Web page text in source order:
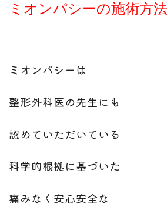
ミオンパシーの施術方
ミオンパシーは
整形外科医の先生にも
認めていただいている
科学的根拠に基づいた
痛みなく安心安全な